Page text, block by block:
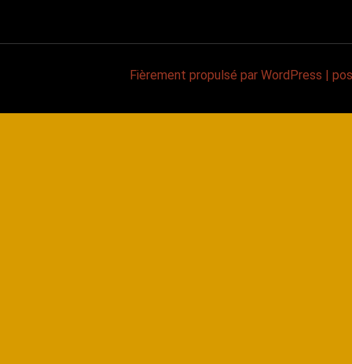
Fièrement propulsé par WordPress |